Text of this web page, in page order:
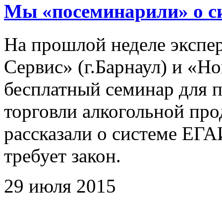
Мы «посеминарили» о
На прошлой неделе
Сервис» (г.Барнаул) и
бесплатный семинар для
торговли алкогольной
рассказали о системе
требует закон.
29 июля 2015